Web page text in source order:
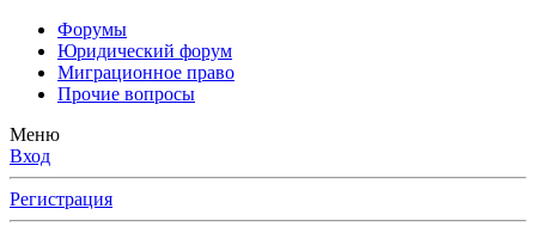
Форумы
Юридический форум
Миграционное право
Прочие вопросы
Меню
Вход
Регистрация